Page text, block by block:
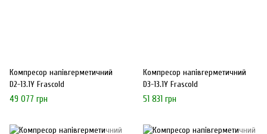
Компресор напівгерметичний
D2-13.1Y Frascold
49 077 грн
Компресор напівгерметичний
D3-13.1Y Frascold
51 831 грн